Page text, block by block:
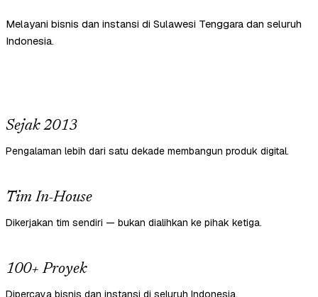
Melayani bisnis dan instansi di Sulawesi Tenggara dan seluruh
Indonesia.
Sejak 2013
Pengalaman lebih dari satu dekade membangun produk digital.
Tim In-House
Dikerjakan tim sendiri — bukan dialihkan ke pihak ketiga.
100+ Proyek